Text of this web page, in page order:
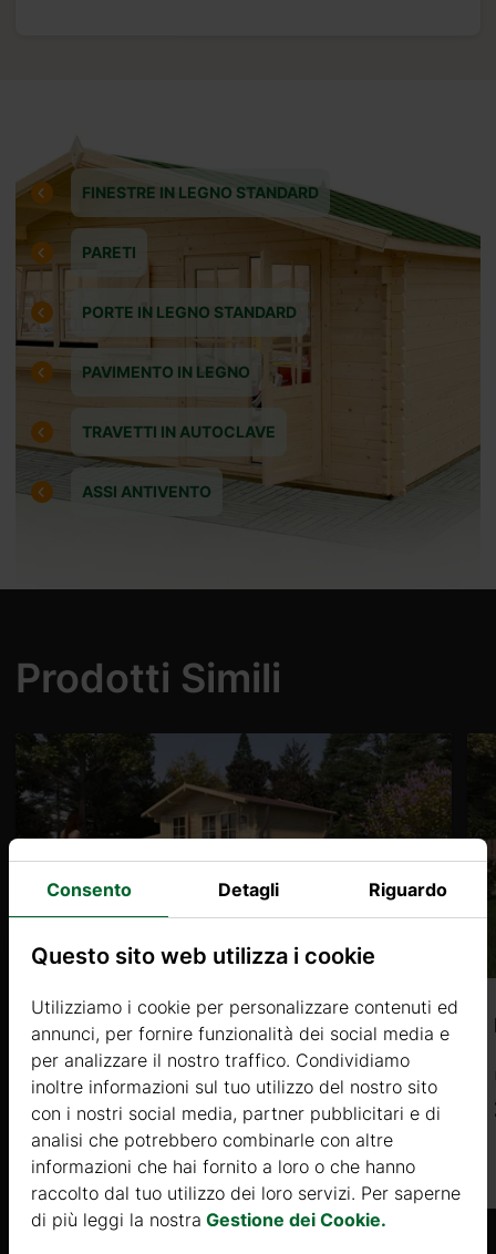
FINESTRE IN LEGNO STANDARD
PARETI
PORTE IN LEGNO STANDARD
PAVIMENTO IN LEGNO
TRAVETTI IN AUTOCLAVE
ASSI ANTIVENTO
Prodotti Simili
ALISSO 1 (34mm) 4x3m, 12㎡
2300 €
Di più
09 05
da 2
Consento Detagli Riguardo
Questo sito web utilizza i cookie
Utilizziamo i cookie per personalizzare contenuti ed
annunci, per fornire funzionalità dei social media e
per analizzare il nostro traffico. Condividiamo
inoltre informazioni sul tuo utilizzo del nostro sito
con i nostri social media, partner pubblicitari e di
analisi che potrebbero combinarle con altre
informazioni che hai fornito a loro o che hanno
raccolto dal tuo utilizzo dei loro servizi. Per saperne
di più leggi la nostra Gestione dei Cookie.